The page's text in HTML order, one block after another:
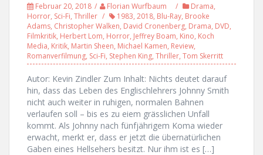
Februar 20, 2018 Florian Wurfbaum Drama,
Horror, Sci-Fi, Thriller 1983, 2018, Blu-Ray, Brooke
Adams, Christopher Walken, David Cronenberg, Drama, DVD,
Filmkritik, Herbert Lom, Horror, Jeffrey Boam, Kino, Koch
Media, Kritik, Martin Sheen, Michael Kamen, Review,
Romanverfilmung, Sci-Fi, Stephen King, Thriller, Tom Skerritt
Autor: Kevin Zindler Zum Inhalt: Nichts deutet darauf
hin, dass das Leben des Englischlehrers Johnny Smith
nicht auch weiter in ruhigen, normalen Bahnen
verlaufen soll – bis es zu eiem grässlichen Unfall
kommt. Als Johnny nach fünfjährigem Koma wieder
erwacht, merkt er, dass er jetzt die übernatürlichen
Gaben eines Hellsehers besitzt. Nur ihm ist es […]